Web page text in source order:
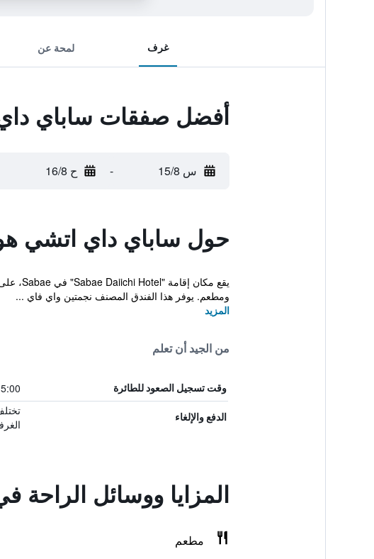
غرف لمحة عن
أفضل صفقات ساباي
س 15/8 - ح 16/8
حول ساباي داي اتشي
ومطعم. يوفر هذا الفندق المصنف نجمتين واي فاي ...
المزيد
من الجيد أن تعلم
وقت تسجيل الصعود للطائرة
الدفع والإلغاء
المزايا ووسائل
مطعم